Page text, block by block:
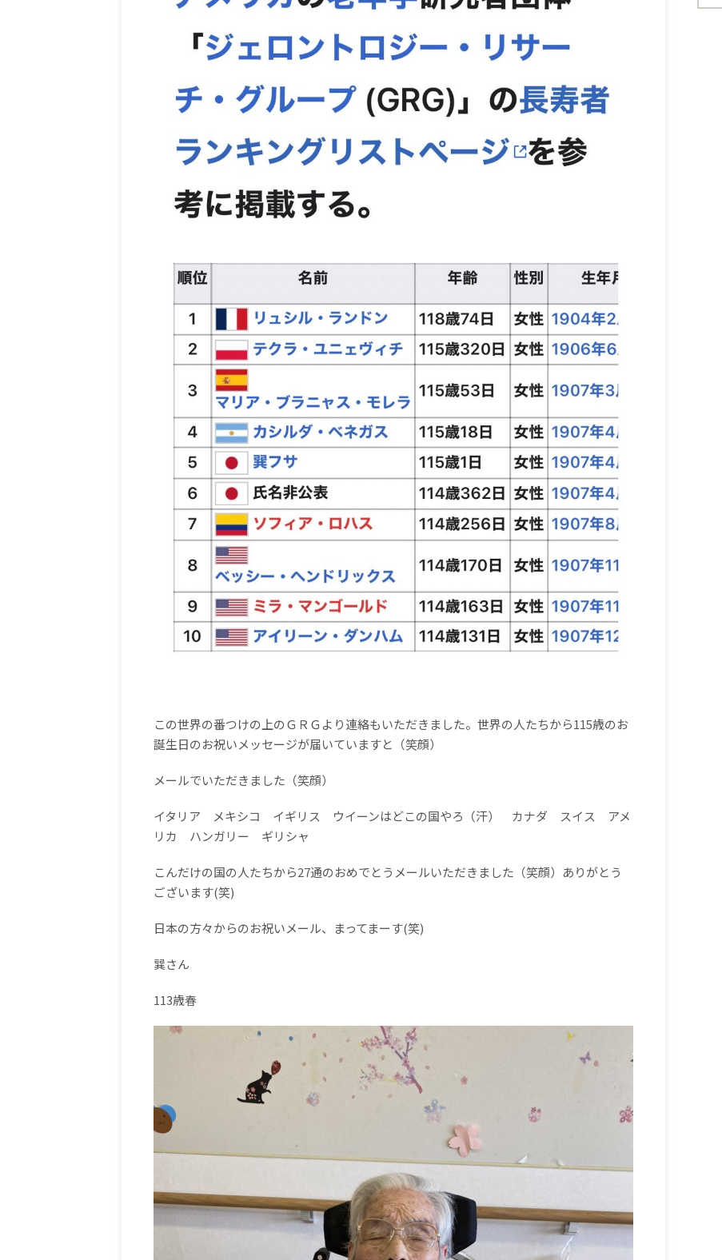
この世界の番つけの上のＧＲＧより連絡もいただきました。世界の人たちから115歳のお
誕生日のお祝いメッセージが届いていますと（笑顔）
メールでいただきました（笑顔）
イタリア メキシコ イギリス ウイーンはどこの国やろ（汗） カナダ スイス アメ
リカ ハンガリー ギリシャ
こんだけの国の人たちから27通のおめでとうメールいただきました（笑顔）ありがとう
ございます(笑)
日本の方々からのお祝いメール、まってまーす(笑)
巽さん
113歳春